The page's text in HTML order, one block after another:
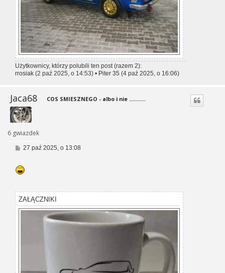
Użytkownicy, którzy polubili ten post (razem 2):
rrosiak (2 paź 2025, o 14:53) • Piter 35 (4 paź 2025, o 16:06)
Jaca68
6 gwiazdek
COS SMIESZNEGO - albo i nie ...........
P
t
27 paź 2025, o 13:08
ZAŁĄCZNIKI